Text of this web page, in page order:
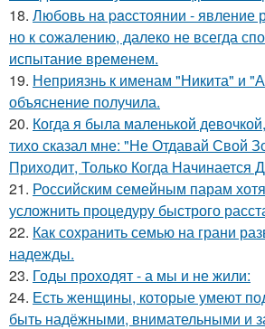
18. Любовь нa pacстоянии - явление
но к сожалению, далеко не всегда
испытание временем.
19. Неприязнь к именам "Никита" и
объяснение получила.
20. Когда я была маленькой
тихо сказал мне: "Не Отдавай Свой
Приходит, Только Когда Начинается
21. Российским семейным парам
усложнить процедуру быстрого
22. Как сохранить семью на грани
надежды.
23. Годы проходят - а мы и не жили:
24. Есть женщины, которые умеют
быть надёжными, внимательными и